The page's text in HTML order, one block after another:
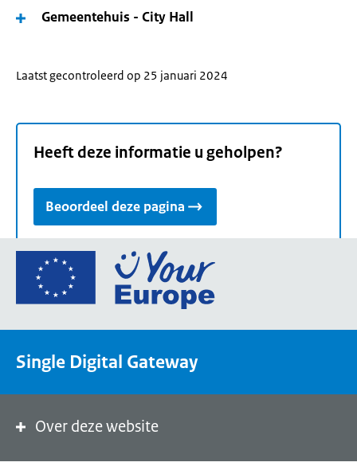
Gemeentehuis - City Hall
Laatst gecontroleerd op 25 januari 2024
Heeft deze informatie u geholpen?
Beoordeel deze pagina
Ga
de
een
de
Single Digital Gateway
Over deze website